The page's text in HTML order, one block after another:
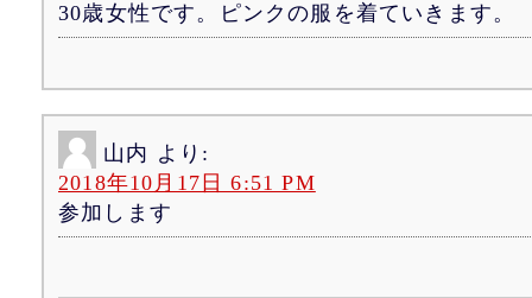
30歳女性です。ピンクの服を着ていきます。
山内 より:
2018年10月17日 6:51 PM
参加します